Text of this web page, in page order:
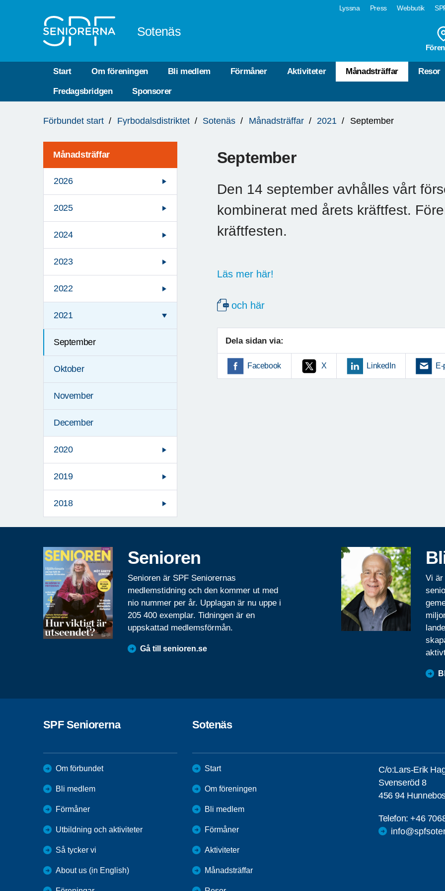
Lyssna Press Webbutik
Sotenäs
Start Om föreningen Bli medlem Förmåner Aktiviteter Månadsträffar Resor
Fredagsbridgen Sponsorer
är
Förbundet start Fyrbodalsdistriktet Sotenäs Månadsträffar 2021 September
Månadsträffar
2026
2025
2024
2023
2022
2021
September
Oktober
November
December
2020
2019
2018
September
Den 14 september avhålles vårt
kombinerat med årets kräftfest.
kräftfesten.
Läs mer här!
och här
Dela sidan via:
Facebook X LinkedIn
Senioren
Senioren är SPF Seniorernas
medlemstidning och den kommer ut med
nio nummer per år. Upplagan är nu uppe i
205 400 exemplar. Tidningen är en
uppskattad medlemsförmån.
Gå till senioren.se
Vi är
SPF Seniorerna
Om förbundet
Bli medlem
Förmåner
Utbildning och aktiviteter
Så tycker vi
About us (in English)
Sotenäs
Start
Om föreningen
Bli medlem
Förmåner
Aktiviteter
Månadsträffar
C/o:Lars-Erik
Svenseröd 8
456 94
Telefon:+46